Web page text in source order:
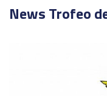
Case Associate
News Trofeo